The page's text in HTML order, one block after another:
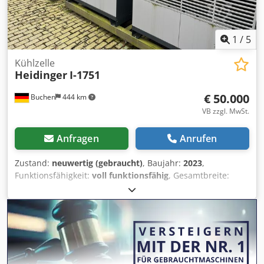
1 / 5
Buchen 444 km
Kühlzelle
Heidinger I-1751
€ 50.000
VB zzgl. MwSt.
Anfragen Anrufen
Zustand: neuwertig (gebraucht), Baujahr: 2023,
Funktionsfähigkeit: voll funktionsfähig, Gesamtbreite:
16.000 mm
mm, Temperatur:2 °C, Wir bieten diese neuwertige
Heidinger I-1751 Kühlzelle, Baujahr 2023, an. Typ: I - 1751
Baujahr: 2023 Crjdpoykrtpefx Adtef Doppel-Kühlzelle 2-8°C
(unbenutzt)​ Jeweils mit Viessmann-Doppeltür 2m x 2,7m​
Redundant aufgebaut​ Innenmaß je ca. 16m(l) x 5,15m(b) x